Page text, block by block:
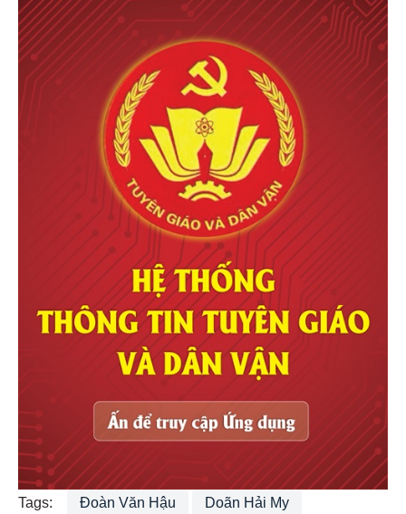
Tags: Đoàn Văn Hậu Doãn Hải My